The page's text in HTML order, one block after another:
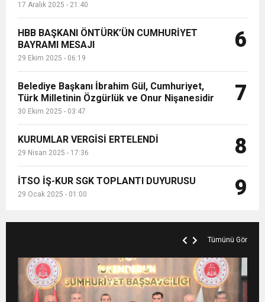
17 Aralık 2025 - 21:40
HBB BAŞKANI ÖNTÜRK’ÜN CUMHURİYET
BAYRAMI MESAJI
29 Ekim 2025 - 06:19
6
Belediye Başkanı İbrahim Gül, Cumhuriyet,
Türk Milletinin Özgürlük ve Onur Nişanesidir
30 Ekim 2025 - 03:47
7
KURUMLAR VERGİSİ ERTELENDİ
29 Nisan 2025 - 17:36 8
İTSO İŞ-KUR SGK TOPLANTI DUYURUSU
29 Ocak 2025 - 01:00 9
Tümünü Gör